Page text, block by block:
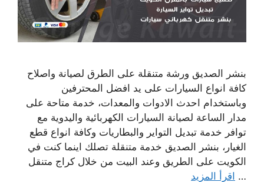
بنشر الصديق ورشة متنقلة على الطرق لصيانة واصلاح
كافة انواع السيارات على يد افضل المحترفين
وباستخدام احدث الادوات والمعدات، خدمة متاحة على
مدار الساعة لصيانة السيارات الكهربائية واليدوية مع
توافر خدمة تبديل التواير والبطاريات وكافة انواع قطع
الغيار، بنشر الصديق خدمة متنقلة تصلك اينما كنت في
الكويت على الطريق وعند البيت من خلال كراج متنقل
… اقرأ المزيد